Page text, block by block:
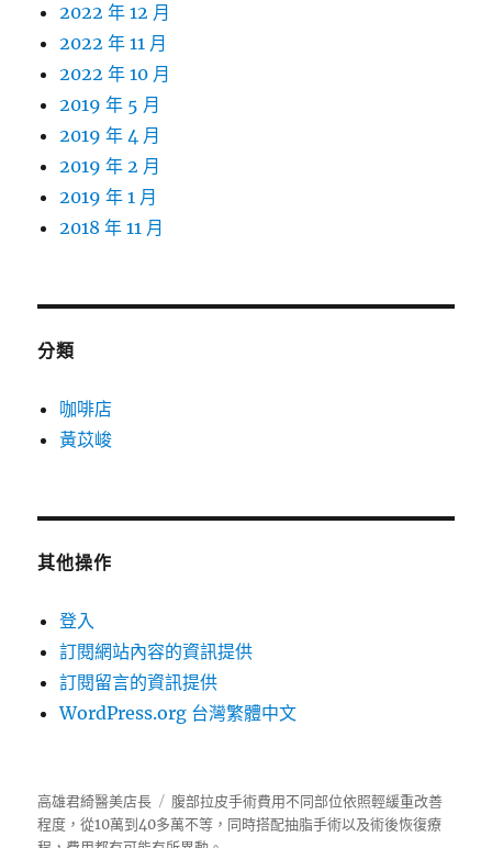
2022 年 12 月
2022 年 11 月
2022 年 10 月
2019 年 5 月
2019 年 4 月
2019 年 2 月
2019 年 1 月
2018 年 11 月
分類
咖啡店
黃苡峻
其他操作
登入
訂閱網站內容的資訊提供
訂閱留言的資訊提供
WordPress.org 台灣繁體中文
高雄君綺醫美店長
腹部拉皮手術費用不同部位依照輕緩重改善
程度，從10萬到40多萬不等，同時搭配抽脂手術以及術後恢復療